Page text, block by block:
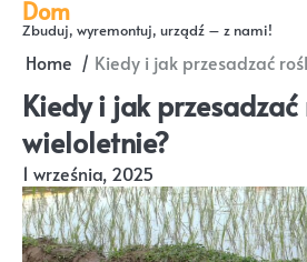
Skip
content
Dom
Zbuduj, wyremontuj, urządź – z nami!
Home Kiedy i jak przesadzać
Kiedy i jak przesadzać
wieloletnie?
1 września, 2025